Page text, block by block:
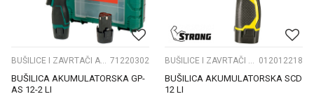
BUŠILICE I ZAVRTAČI AKU. 71220302
BUŠILICA AKUMULATORSKA GP-
AS 12-2 LI
BUŠILICE I ZAVRTAČI AKU. 012012218
BUŠILICA AKUMULATORSKA SCD
12 LI